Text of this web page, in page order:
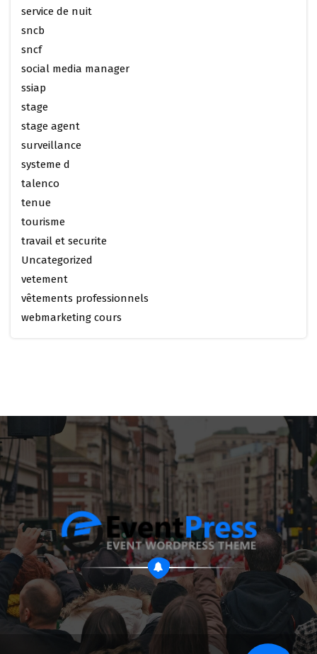
service de nuit
sncb
sncf
social media manager
ssiap
stage
stage agent
surveillance
systeme d
talenco
tenue
tourisme
travail et securite
Uncategorized
vetement
vêtements professionnels
webmarketing cours